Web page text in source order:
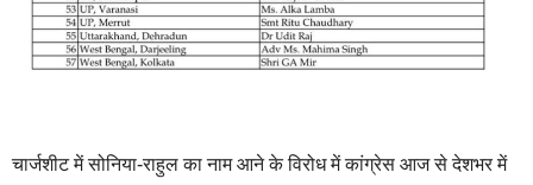
चार्जशीट में सोनिया-राहुल का नाम आने के विरोध में कांग्रेस आज से देशभर में